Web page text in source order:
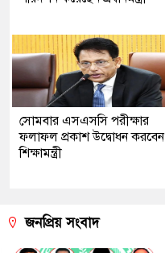
সোমবার এসএসসি পরীক্ষার
ফলাফল প্রকাশ উদ্বোধন করবেন
শিক্ষামন্ত্রী
জনপ্রিয় সংবাদ